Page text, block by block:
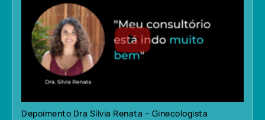
Depoimento Dra Sílvia Renata – Ginecologista